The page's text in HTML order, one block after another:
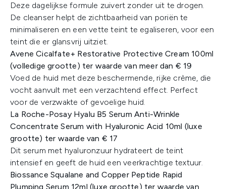
Deze dagelijkse formule zuivert zonder uit te drogen.
De cleanser helpt de zichtbaarheid van poriën te
minimaliseren en een vette teint te egaliseren, voor een
teint die er glansvrij uitziet.​
Avene Cicalfate+ Restorative Protective Cream 100ml
(volledige grootte) ter waarde van ​meer dan € 19
Voed de huid met deze beschermende, rijke crème, die
vocht aanvult met een verzachtend effect. Perfect
voor de verzwakte of gevoelige huid.​
​La Roche-Posay Hyalu B5 Serum Anti-Wrinkle
Concentrate Serum with Hyaluronic Acid 10ml (luxe
grootte) ter waarde van € 17
Dit serum met hyaluronzuur hydrateert de teint
intensief en geeft de huid een veerkrachtige textuur.​
​Biossance Squalane and Copper Peptide Rapid
Plumping Serum 12ml (luxe grootte) ter waarde van